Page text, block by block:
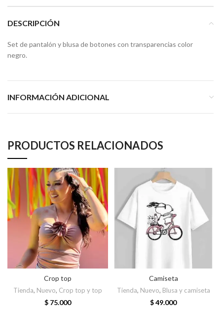
DESCRIPCIÓN
Set de pantalón y blusa de botones con transparencias color
negro.
INFORMACIÓN ADICIONAL
PRODUCTOS RELACIONADOS
Crop top
Tienda, Nuevo, Crop top y top
$ 75.000
Camiseta
Tienda, Nuevo, Blusa y camiseta
$49.000